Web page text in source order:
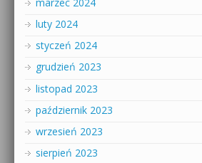
luty 2024
styczeń 2024
grudzień 2023
listopad 2023
październik 2023
wrzesień 2023
sierpień 2023